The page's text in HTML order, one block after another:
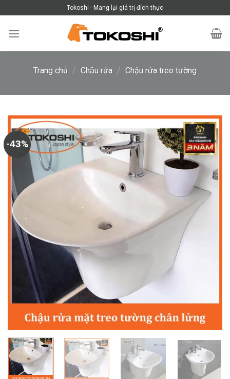
to
content
Tokoshi - Mang lại giá trị đích thực
Trang chủ / Chậu rửa / Chậu rửa treo tường
-43%